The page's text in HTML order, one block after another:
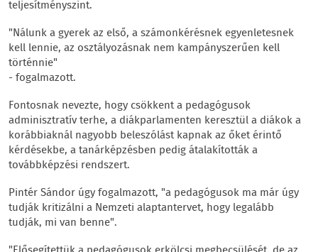
teljesítményszint.
"Nálunk a gyerek az első, a számonkérésnek egyenletesnek
kell lennie, az osztályozásnak nem kampányszerűen kell
történnie"
- fogalmazott.
Fontosnak nevezte, hogy csökkent a pedagógusok
adminisztratív terhe, a diákparlamenten keresztül a diákok a
korábbiaknál nagyobb beleszólást kapnak az őket érintő
kérdésekbe, a tanárképzésben pedig átalakították a
továbbképzési rendszert.
Pintér Sándor úgy fogalmazott, "a pedagógusok ma már úgy
tudják kritizálni a Nemzeti alaptantervet, hogy legalább
tudják, mi van benne".